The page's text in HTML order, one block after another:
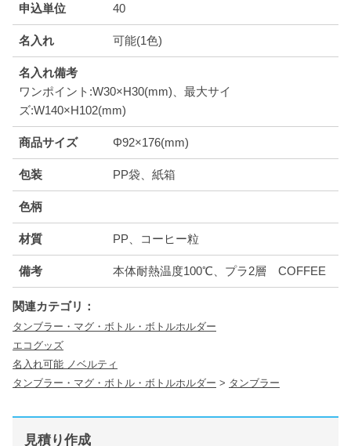
申込単位 40
名入れ 可能(1色)
名入れ備考
ワンポイント:W30×H30(mm)、最大サイ
ズ:W140×H102(mm)
商品サイズ Φ92×176(mm)
包装 PP袋、紙箱
色柄
材質 PP、コーヒー粒
備考 本体耐熱温度100℃、プラ2層 COFFEE
関連カテゴリ：
タンブラー・マグ・ボトル・ボトルホルダー
エコグッズ
名入れ可能 ノベルティ
タンブラー・マグ・ボトル・ボトルホルダー > タンブラー
見積り作成